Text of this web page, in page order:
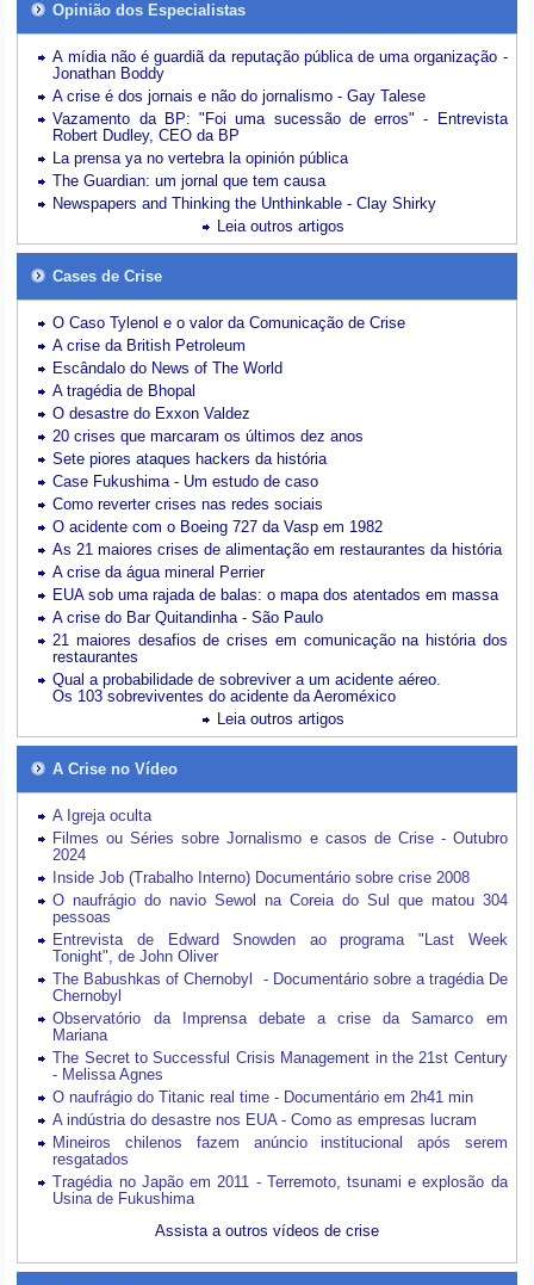
Opinião dos Especialistas
A mídia não é guardiã da reputação pública de uma organização -
Jonathan Boddy
A crise é dos jornais e não do jornalismo - Gay Talese
Vazamento da BP: "Foi uma sucessão de erros" - Entrevista
Robert Dudley, CEO da BP
La prensa ya no vertebra la opinión pública
The Guardian: um jornal que tem causa
Newspapers and Thinking the Unthinkable - Clay Shirky
Leia outros artigos
Cases de Crise
O Caso Tylenol e o valor da Comunicação de Crise
A crise da British Petroleum
Escândalo do News of The World
A tragédia de Bhopal
O desastre do Exxon Valdez
20 crises que marcaram os últimos dez anos
Sete piores ataques hackers da história
Case Fukushima - Um estudo de caso
Como reverter crises nas redes sociais
O acidente com o Boeing 727 da Vasp em 1982
As 21 maiores crises de alimentação em restaurantes da história
A crise da água mineral Perrier
EUA sob uma rajada de balas: o mapa dos atentados em massa
A crise do Bar Quitandinha - São Paulo
21 maiores desafios de crises em comunicação na história dos
restaurantes
Qual a probabilidade de sobreviver a um acidente aéreo.
Os 103 sobreviventes do acidente da Aeroméxico
Leia outros artigos
A Crise no Vídeo
A Igreja oculta
Filmes ou Séries sobre Jornalismo e casos de Crise - Outubro
2024
Inside Job (Trabalho Interno) Documentário sobre crise 2008
O naufrágio do navio Sewol na Coreia do Sul que matou 304
pessoas
Entrevista de Edward Snowden ao programa "Last Week
Tonight", de John Oliver
The Babushkas of Chernobyl - Documentário sobre a tragédia De
Chernobyl
Observatório da Imprensa debate a crise da Samarco em
Mariana
The Secret to Successful Crisis Management in the 21st Century
- Melissa Agnes
O naufrágio do Titanic real time - Documentário em 2h41 min
A indústria do desastre nos EUA - Como as empresas lucram
Mineiros chilenos fazem anúncio institucional após serem
resgatados
Tragédia no Japão em 2011 - Terremoto, tsunami e explosão da
Usina de Fukushima
Assista a outros vídeos de crise